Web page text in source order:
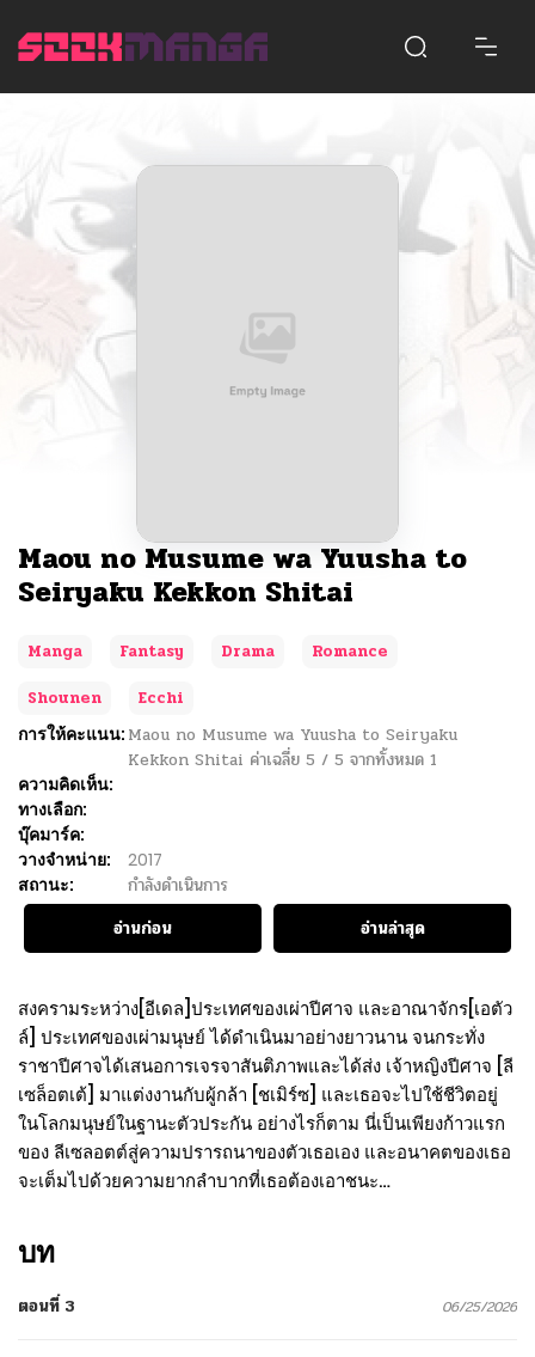
Maou no Musume wa Yuusha to
Seiryaku Kekkon Shitai
Manga Fantasy Drama
Romance
Shounen
Ecchi
การให้คะแนน: Maou no Musume wa Yuusha to Seiryaku
Kekkon Shitai ค่าเฉลี่ย 5 / 5 จากทั้งหมด 1
ความคิดเห็น:
ทางเลือก:
บุ๊คมาร์ค:
วางจำหน่าย:
2017
สถานะ:
กำลังดำเนินการ
อ่านก่อน
อ่านล่าสุด
สงครามระหว่าง[อีเดล]ประเทศของเผ่าปีศาจ และอาณาจักร[เอตัว
ล์] ประเทศของเผ่ามนุษย์ ได้ดำเนินมาอย่างยาวนาน จนกระทั่ง
ราชาปีศาจได้เสนอการเจรจาสันติภาพและได้ส่ง เจ้าหญิงปีศาจ [ลี
เซล็อตเต้] มาแต่งงานกับผู้กล้า [ชเมิร์ซ] และเธอจะไปใช้ชีวิตอยู่
ในโลกมนุษย์ในฐานะตัวประกัน อย่างไรก็ตาม นี่เป็นเพียงก้าวแรก
ของ ลีเซลอตต์สู่ความปรารถนาของตัวเธอเอง และอนาคตของเธอ
จะเต็มไปด้วยความยากลำบากที่เธอต้องเอาชนะ…
บท
ตอนที่ 3 06/25/2026